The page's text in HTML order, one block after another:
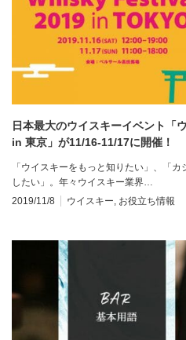
日本最大のウイスキーイベント「
in 東京」が11/16-11/17に開催！
「ウイスキーをもっと知りたい」、「
したい」。年々ウイスキー業界…
2019/11/8
ウイスキー, お役立ち情報